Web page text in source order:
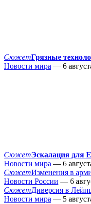
СюжетГрязные
Новости мира — 6
СюжетЭскалация для
Новости мира — 6
СюжетИзменения в
Новости России — 6
СюжетДиверсия в
Новости мира — 5